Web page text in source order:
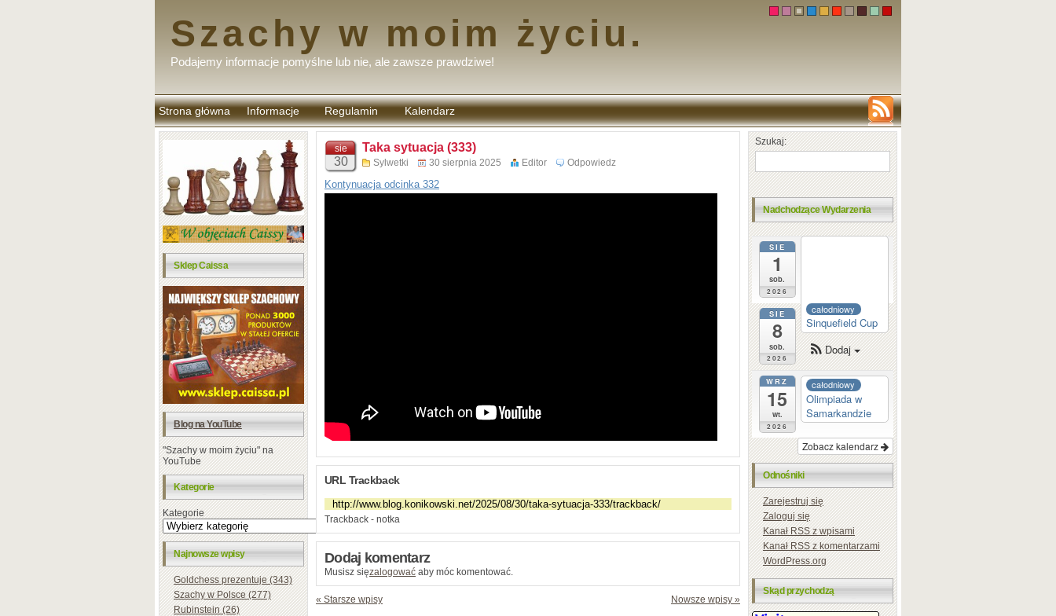
Szachy w moim życiu.
Podajemy informacje pomyślne lub nie, ale zawsze prawdziwe!
Strona główna Informacje Regulamin
komentarzy
Kalendarz
Sklep Caissa
Blog na YouTube
"Szachy w moim życiu" na
YouTube
Kategorie
Kategorie
Najnowsze wpisy
Goldchess prezentuje (343)
Szachy w Polsce (277)
Rubinstein (26)
sie
30
Taka sytuacja (333)
Sylwetki 30 sierpnia 2025 Editor Odpowiedz
Kontynuacja odcinka 332
URL Trackback
Trackback - notka
Dodaj komentarz
Musisz sięzalogować aby móc komentować.
« Starsze wpisy Nowsze wpisy »
Szukaj:
Nadchodzące Wydarzenia
SIE
1
sob.
2026
SIE
8
sob.
2026
całodniowy
Sinquefield Cup
WRZ
15
wt.
2026
całodniowy
Olimpiada w
Samarkandzie
Zobacz kalendarz
Dodaj
Odnośniki
Zarejestruj się
Zaloguj się
KanałRSSz wpisami
KanałRSSz komentarzami
WordPress.org
Skąd przychodzą